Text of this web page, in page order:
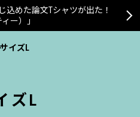
込めた論文Tシャツが出た！
ー）」
サイズL
ズL